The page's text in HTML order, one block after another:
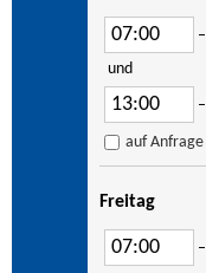
–
und
–
auf Anfrage
Freitag
–